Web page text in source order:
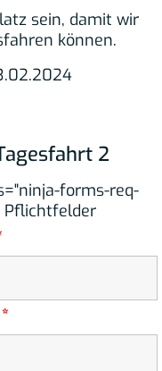
sein, damit wir
können.
2
forms-req-
Pflichtfelder
*